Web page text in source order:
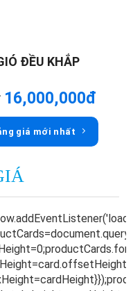
ĐỀU KHẮP
16,000,000đ
giá mới nhất